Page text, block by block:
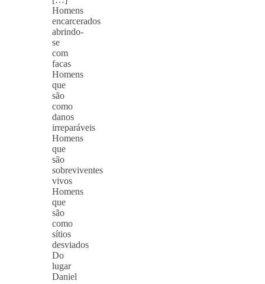
Homens
encarcerados
abrindo-
se
com
facas
Homens
que
são
como
danos
irreparáveis
Homens
que
são
sobreviventes
vivos
Homens
que
são
como
sítios
desviados
Do
lugar
Daniel